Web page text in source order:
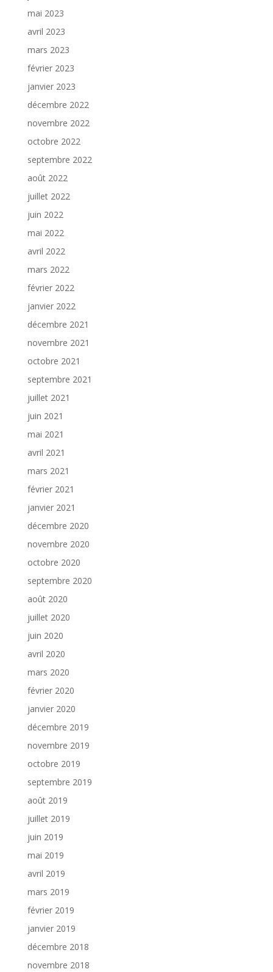
mai 2023
avril 2023
mars 2023
février 2023
janvier 2023
décembre 2022
novembre 2022
octobre 2022
septembre 2022
août 2022
juillet 2022
juin 2022
mai 2022
avril 2022
mars 2022
février 2022
janvier 2022
décembre 2021
novembre 2021
octobre 2021
septembre 2021
juillet 2021
juin 2021
mai 2021
avril 2021
mars 2021
février 2021
janvier 2021
décembre 2020
novembre 2020
octobre 2020
septembre 2020
août 2020
juillet 2020
juin 2020
avril 2020
mars 2020
février 2020
janvier 2020
décembre 2019
novembre 2019
octobre 2019
septembre 2019
août 2019
juillet 2019
juin 2019
mai 2019
avril 2019
mars 2019
février 2019
janvier 2019
décembre 2018
novembre 2018